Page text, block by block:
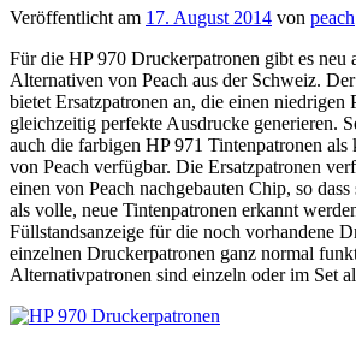
Veröffentlicht am 17. August 2014 von peach
Für die HP 970 Druckerpatronen gibt es neu
Alternativen von Peach aus der Schweiz.
bietet Ersatzpatronen an, die einen niedrigen
gleichzeitig perfekte Ausdrucke generieren.
auch die farbigen HP 971 Tintenpatronen als
von Peach verfügbar. Die Ersatzpatronen
einen von Peach nachgebauten Chip, so
als volle, neue Tintenpatronen erkannt
Füllstandsanzeige für die noch vorhandene
einzelnen Druckerpatronen ganz normal
Alternativpatronen sind einzeln oder im Set